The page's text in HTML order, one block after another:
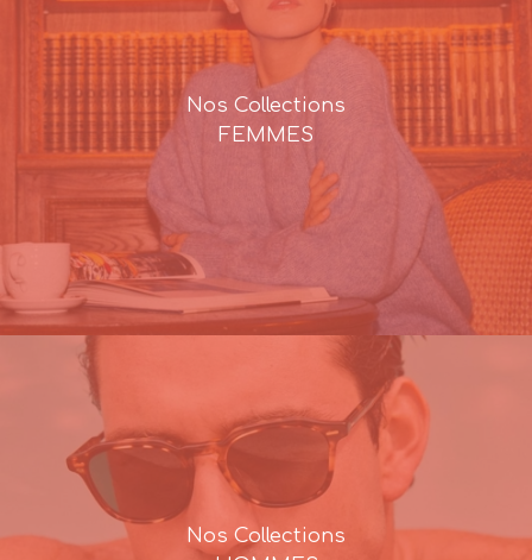
Nos Collections
FEMMES
Nos Collections